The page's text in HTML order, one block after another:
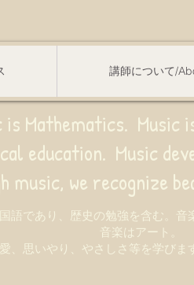
講師について/
is Mathematics. Music
education. Music
beauty,
語であり、歴史の勉強を含む。
音楽はアート。
、思いやり、やさしさ等を学びま